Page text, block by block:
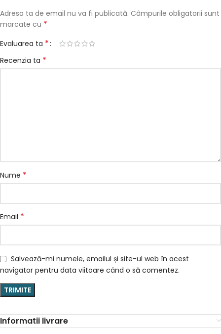
Adresa ta de email nu va fi publicată. Câmpurile obligatorii sunt
marcate cu *
Evaluarea ta *
Recenzia ta *
Nume *
Email *
Salvează-mi numele, emailul și site-ul web în acest
navigator pentru data viitoare când o să comentez.
Informatii livrare